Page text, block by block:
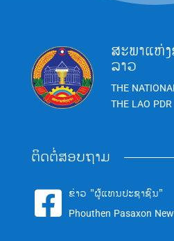
ສະພາແຫ່
ລາວ
THE
THE LAO PDR
ຕິດຕໍ່ສອບຖາມ
 ຂ່າວ "ຜູ້ແທນປະຊາຊົນ"
Phouthen Pasaxon